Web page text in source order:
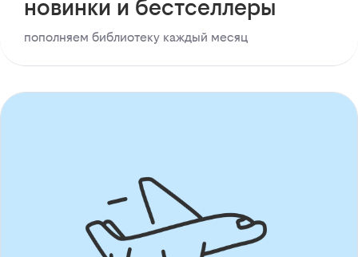
новинки и бестселлеры
пополняем библиотеку каждый месяц